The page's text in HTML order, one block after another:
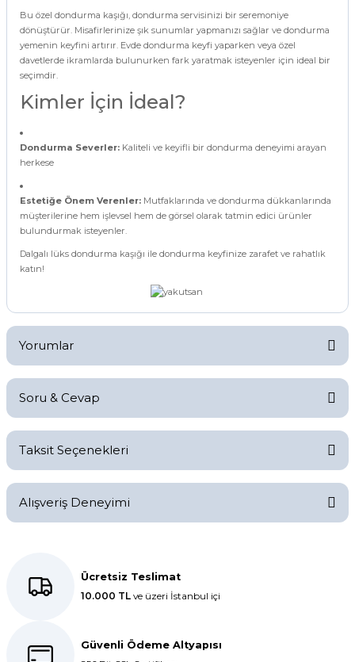
Bu özel dondurma kaşığı, dondurma servisinizi bir seremoniye
dönüştürür. Misafirlerinize şık sunumlar yapmanızı sağlar ve dondurma
yemenin keyfini artırır. Evde dondurma keyfi yaparken veya özel
davetlerde ikramlarda bulunurken fark yaratmak isteyenler için ideal bir
seçimdir.
Kimler İçin İdeal?
Dondurma Severler: Kaliteli ve keyifli bir dondurma deneyimi arayan
herkese
Estetiğe Önem Verenler: Mutfaklarında ve dondurma dükkanlarında
müşterilerine hem işlevsel hem de görsel olarak tatmin edici ürünler
bulundurmak isteyenler.
Dalgalı lüks dondurma kaşığı ile dondurma keyfinize zarafet ve rahatlık
katın!
Yorumlar
Yorum Yaz
Soru & Cevap
Soru Sor
Taksit Seçenekleri
Alışveriş Deneyimi
E... K... | 27/10/2025
Dolphin aynı kalitede . Hızlı kargo
ve teslimat için ayrıca teşekkür
Ücretsiz Teslimat
10.000 TL ve üzeri İstanbul içi
Güvenli Ödeme Altyapısı